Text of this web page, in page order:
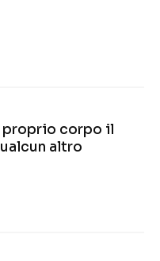
proprio corpo il
altro